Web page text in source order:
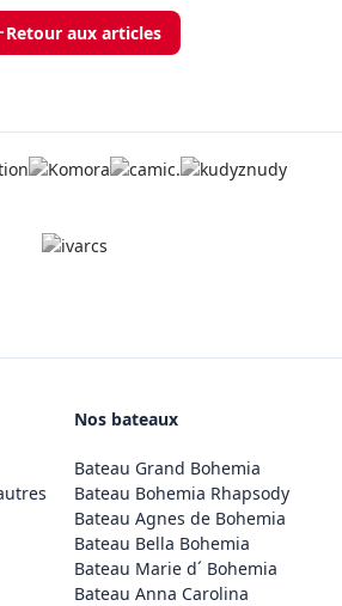
Retour aux articles
Nos bateaux
Bateau Grand Bohemia
Bateau Bohemia Rhapsody
Bateau Agnes de Bohemia
Bateau Bella Bohemia
Bateau Marie d´ Bohemia
Bateau Anna Carolina